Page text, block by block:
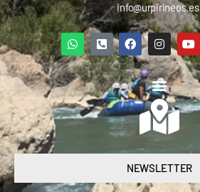
info@urpirineos.es
NEWSLETTER